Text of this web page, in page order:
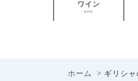
ワイン
WINE
ホーム > ギリシャ